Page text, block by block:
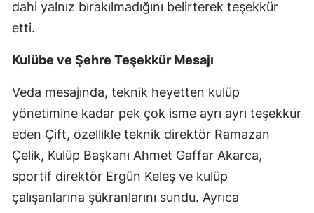
dahi yalnız bırakılmadığını belirterek teşekkür
etti.
Kulübe ve Şehre Teşekkür Mesajı
Veda mesajında, teknik heyetten kulüp
yönetimine kadar pek çok isme ayrı ayrı teşekkür
eden Çift, özellikle teknik direktör Ramazan
Çelik, Kulüp Başkanı Ahmet Gaffar Akarca,
sportif direktör Ergün Keleş ve kulüp
çalışanlarına şükranlarını sundu. Ayrıca